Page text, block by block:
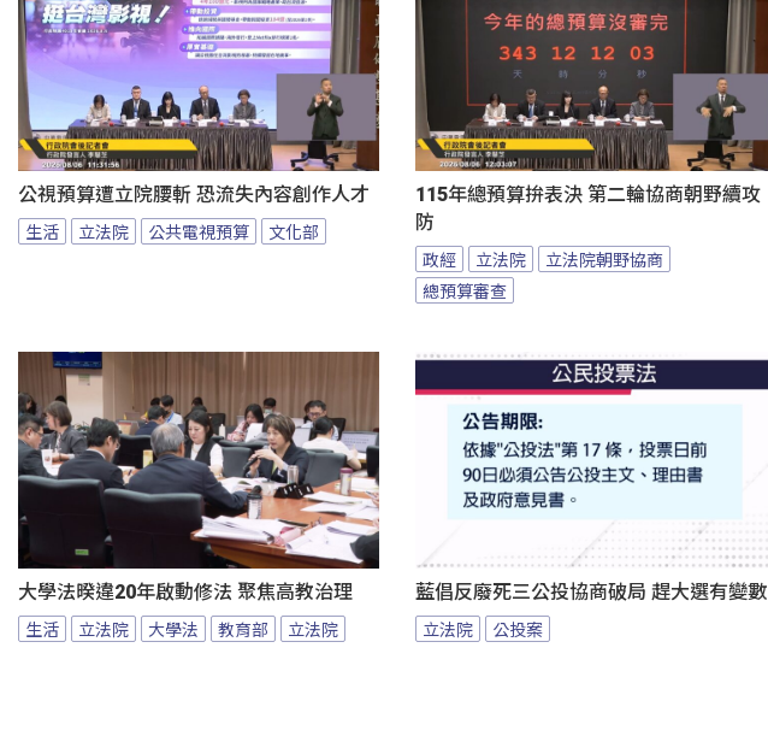
公視預算遭立院腰斬 恐流失內容創作人才
生活 立法院 公共電視預算 文化部
115年總預算拚表決 第二輪協商朝野續攻
防
政經 立法院
立法院朝野協商
總預算審查
大學法暌違20年啟動修法 聚焦高教治理
生活 立法院 大學法 教育部 立法院
藍倡反廢死三公投協商破局 趕大選有變數
立法院 公投案